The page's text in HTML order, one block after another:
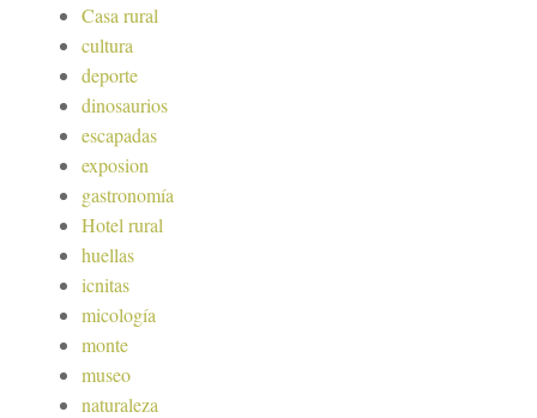
Casa rural
cultura
deporte
dinosaurios
escapadas
exposion
gastronomía
Hotel rural
huellas
icnitas
micología
monte
museo
naturaleza